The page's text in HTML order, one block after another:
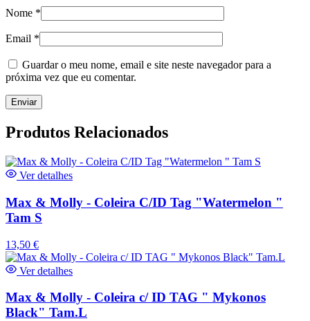
Nome *
Email *
Guardar o meu nome, email e site neste navegador para a
próxima vez que eu comentar.
Produtos Relacionados
Ver detalhes
Max & Molly - Coleira C/ID Tag "Watermelon "
Tam S
13,50 €
Ver detalhes
Max & Molly - Coleira c/ ID TAG " Mykonos
Black" Tam.L